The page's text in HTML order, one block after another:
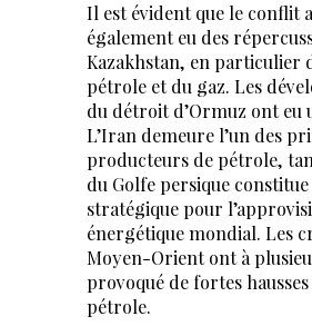
Il est évident que le conflit
également eu des
Kazakhstan, en particulier
pétrole et du gaz. Les
du détroit d’Ormuz ont eu
L’Iran demeure l’un des
producteurs de pétrole,
du Golfe persique
stratégique pour
énergétique mondial. Les
Moyen-Orient ont à
provoqué de fortes
pétrole.